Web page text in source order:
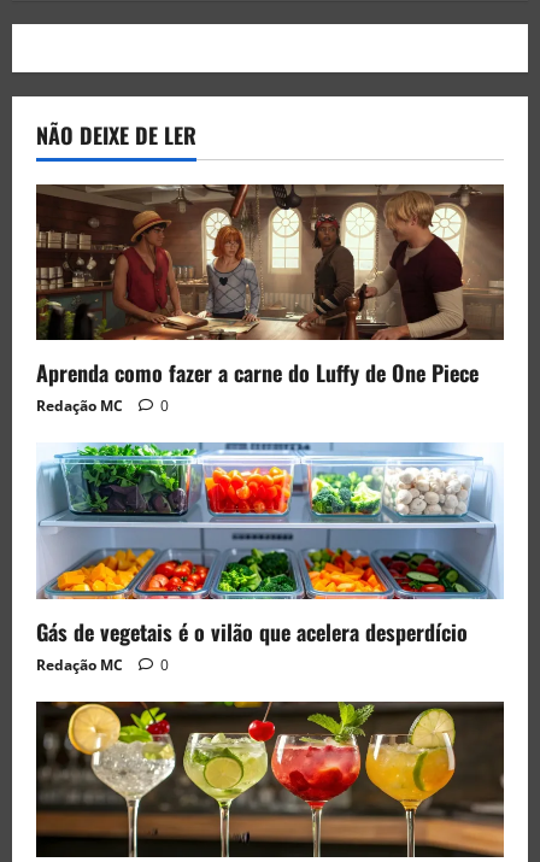
NÃO DEIXE DE LER
Aprenda como fazer a carne do Luffy de One Piece
Redação MC 0
Gás de vegetais é o vilão que acelera desperdício
Redação MC 0